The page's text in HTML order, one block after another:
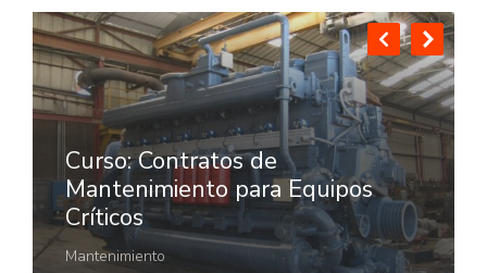
Curso: Contratos de
Mantenimiento para Equipos
Críticos
Mantenimiento